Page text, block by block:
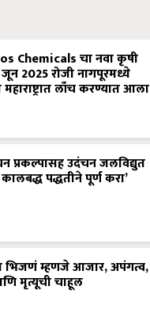
Chemicals चा नवा कृषी
2025 रोजी नागपूरमध्ये
महाराष्ट्रात लाँच करण्यात आला
प्रकल्पासह उदंचन जलविद्युत
पद्धतीने पूर्ण करा’
भिजणं म्हणजे आजार, अपंगत्व,
मृत्यूची चाहूल